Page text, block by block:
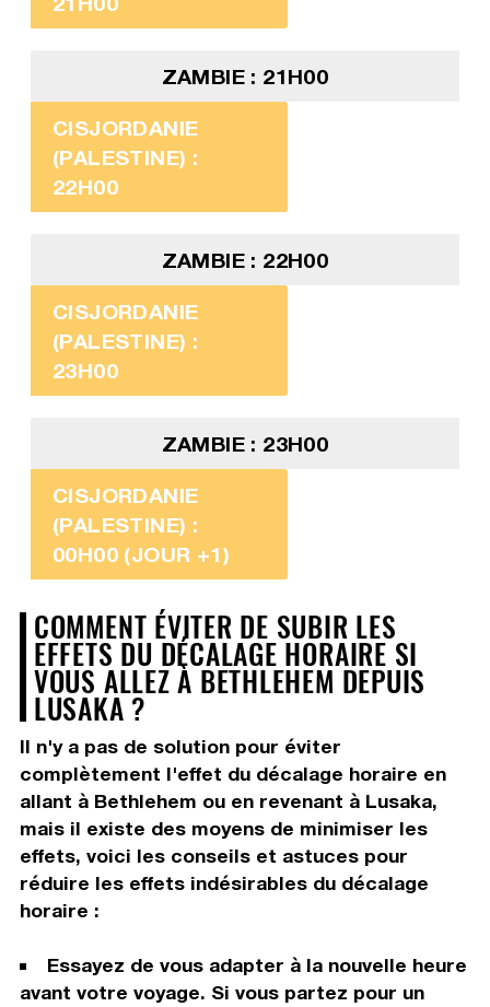
ZAMBIE : 21H00
CISJORDANIE
(PALESTINE) :
22H00
ZAMBIE : 22H00
CISJORDANIE
(PALESTINE) :
23H00
ZAMBIE : 23H00
CISJORDANIE
(PALESTINE) :
00H00 (JOUR +1)
COMMENT ÉVITER DE SUBIR LES
EFFETS DU DÉCALAGE HORAIRE SI
VOUS ALLEZ À BETHLEHEM DEPUIS
LUSAKA ?
Il n'y a pas de solution pour éviter
complètement l'effet du décalage horaire en
allant à Bethlehem ou en revenant à Lusaka,
mais il existe des moyens de minimiser les
effets, voici les conseils et astuces pour
réduire les effets indésirables du décalage
horaire :
Essayez de vous adapter à la nouvelle heure
avant votre voyage. Si vous partez pour un